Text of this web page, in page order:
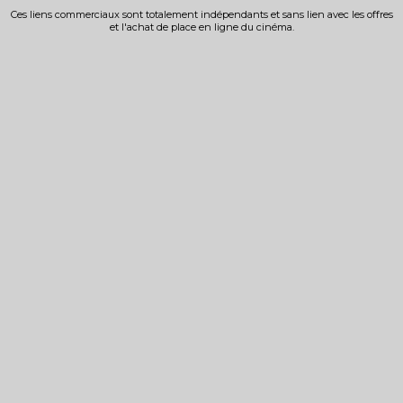
Ces liens commerciaux sont totalement indépendants et sans lien avec les offres
et l'achat de place en ligne du cinéma.